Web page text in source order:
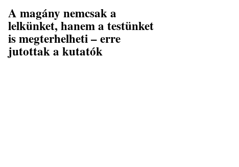
A magány nemcsak a
lelkünket, hanem a testünket
is megterhelheti – erre
jutottak a kutatók